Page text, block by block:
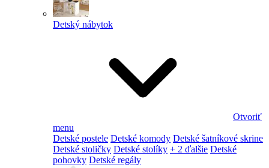
Detský nábytok
Otvoriť
menu
Detské postele Detské komody Detské šatníkové skrine
Detské stoličky Detské stolíky + 2 ďalšie Detské
pohovky Detské regály